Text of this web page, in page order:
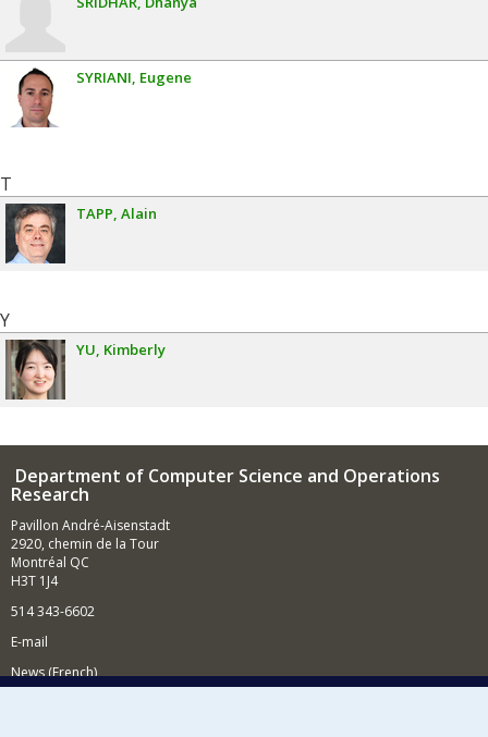
SYRIANI Eugene
T
TAPP Alain
Y
YU Kimberly
Department of Computer Science and Operations
Research
Pavillon André-Aisenstadt
2920, chemin de la Tour
Montréal QC
H3T 1J4
514 343-6602
E-mail
News (French)